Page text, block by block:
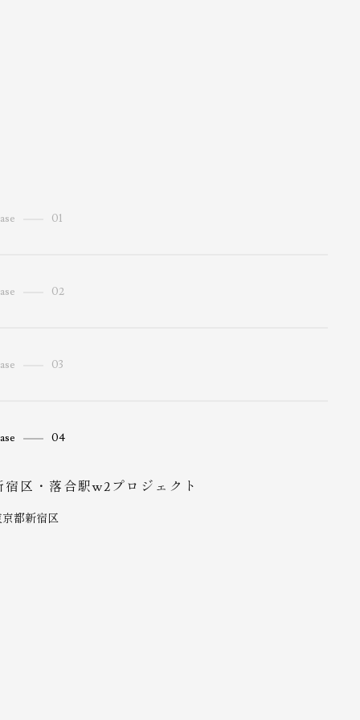
01
京都渋谷区
02
都世田谷区
03
都文京区
04
宿区・落合駅w2プロジェクト
京都新宿区